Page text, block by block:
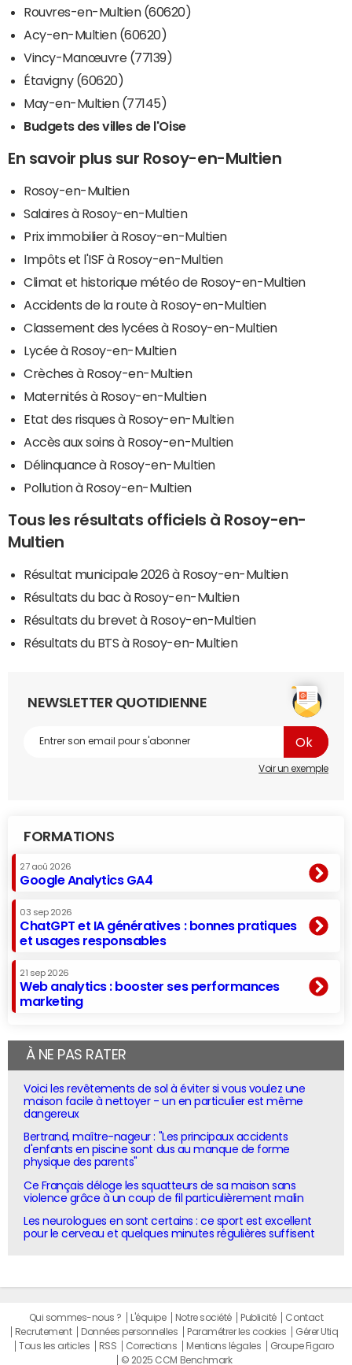
Rouvres-en-Multien (60620)
Acy-en-Multien (60620)
Vincy-Manœuvre (77139)
Étavigny (60620)
May-en-Multien (77145)
Budgets des villes de l'Oise
En savoir plus sur Rosoy-en-Multien
Rosoy-en-Multien
Salaires à Rosoy-en-Multien
Prix immobilier à Rosoy-en-Multien
Impôts et l'ISF à Rosoy-en-Multien
Climat et historique météo de Rosoy-en-Multien
Accidents de la route à Rosoy-en-Multien
Classement des lycées à Rosoy-en-Multien
Lycée à Rosoy-en-Multien
Crèches à Rosoy-en-Multien
Maternités à Rosoy-en-Multien
Etat des risques à Rosoy-en-Multien
Accès aux soins à Rosoy-en-Multien
Délinquance à Rosoy-en-Multien
Pollution à Rosoy-en-Multien
Tous les résultats officiels à Rosoy-en-
Multien
Résultat municipale 2026 à Rosoy-en-Multien
Résultats du bac à Rosoy-en-Multien
Résultats du brevet à Rosoy-en-Multien
Résultats du BTS à Rosoy-en-Multien
NEWSLETTER QUOTIDIENNE
Voir un exemple
FORMATIONS
27 aoû 2026
Google Analytics GA4
03 sep 2026
ChatGPT et IA génératives : bonnes pratiques
et usages responsables
21 sep 2026
Web analytics : booster ses performances
marketing
À NE PAS RATER
Voici les revêtements de sol à éviter si vous voulez une
maison facile à nettoyer - un en particulier est même
dangereux
Bertrand, maître-nageur : "Les principaux accidents
d'enfants en piscine sont dus au manque de forme
physique des parents"
Ce Français déloge les squatteurs de sa maison sans
violence grâce à un coup de fil particulièrement malin
Les neurologues en sont certains : ce sport est excellent
pour le cerveau et quelques minutes régulières suffisent
Qui sommes-nous ? L'équipe Notre société Publicité
Contact
Recrutement
Données personnelles Paramétrer les cookies
Gérer Utiq
Tous les articles
RSS Corrections Mentions légales
Groupe Figaro
© 2025 CCM Benchmark